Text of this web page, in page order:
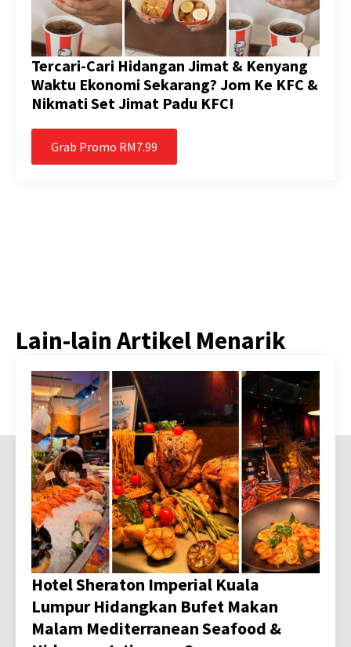
Tercari-Cari Hidangan Jimat & Kenyang
Waktu Ekonomi Sekarang? Jom Ke KFC &
Nikmati Set Jimat Padu KFC!
Grab Promo RM7.99
Lain-lain Artikel Menarik
Hotel Sheraton Imperial Kuala
Lumpur Hidangkan Bufet Makan
Malam Mediterranean Seafood &